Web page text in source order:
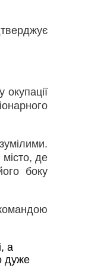
де
боку
а
дуже